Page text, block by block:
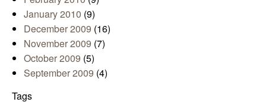
January 2010 (9)
December 2009 (16)
November 2009 (7)
October 2009 (5)
September 2009 (4)
Tags